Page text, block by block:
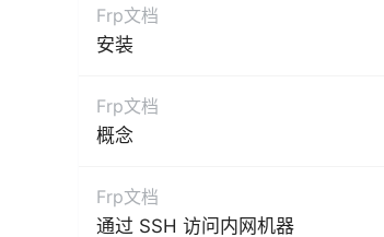
Frp文档
安装
Frp文档
概念
Frp文档
通过 SSH 访问内网机器